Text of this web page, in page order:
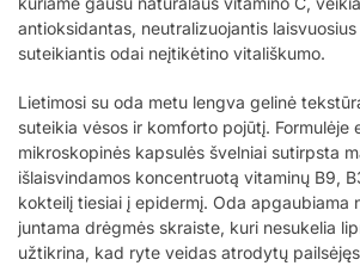
antioksidantas, neutralizuojantis
suteikiantis odai neįtikėtino vitališkumo.
Lietimosi su oda metu lengva gelinė
suteikia vėsos ir komforto pojūtį. Formulėje
mikroskopinės kapsulės švelniai sutirpsta
išlaisvindamos koncentruotą vitaminų B9,
kokteilį tiesiai į epidermį. Oda apgaubiama
juntama drėgmės skraiste, kuri nesukelia
užtikrina, kad ryte veidas atrodytų